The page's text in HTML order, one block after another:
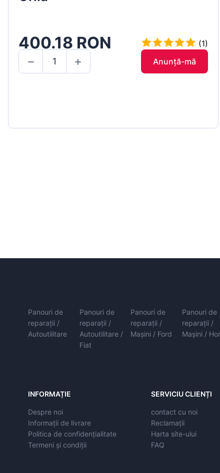
400.18 RON
(1)
Anunță-mă
Panouri de
reparații /
Autoutilitare
Panouri de
reparații /
Autoutilitare /
Fiat
Panouri de
reparații /
Mașini / Ford
Panouri de
reparații /
Mașini /
INFORMAȚIE
Despre noi
Informații de livrare
Politica de confidențialitate
Termeni și condiții
SERVICIU CLIENȚI
contact cu noi
Reclamații
Harta site-ului
FAQ